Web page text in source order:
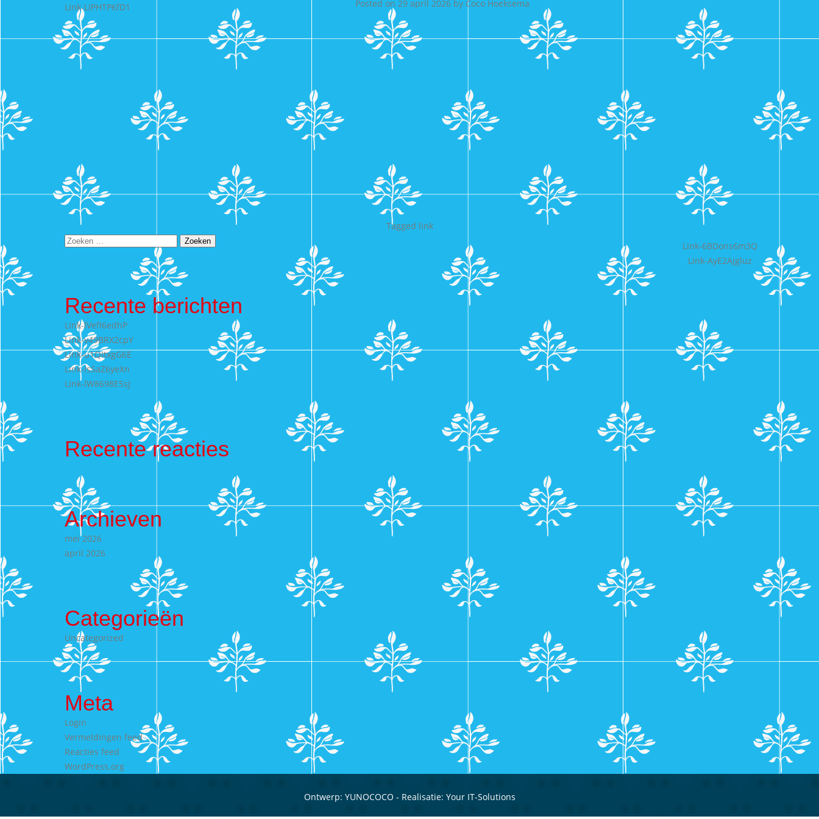
Link-LIPHTP6fD1 Posted on 29 april 2026 by Coco Hoeksema
Tagged link
Bericht
navigatie
Link-6BDons6m3Q
Link-AyE2Ajgluz
Zoeken
Recente berichten
Link-lVefI6edhP
Link-v49BRX2cpY
Link-u1QItxgG6E
Link-IsSaZ6yeXn
Link-lW8698E5sJ
Recente reacties
Archieven
mei 2026
april 2026
Categorieën
Uncategorized
Meta
Login
Vermeldingen feed
Reacties feed
WordPress.org
Ontwerp: YUNOCOCO - Realisatie: Your IT-Solutions